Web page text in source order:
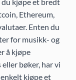
Ethereum,
Enten du
for musikk- og
å kjøpe
bøker, har vi
kjøpe et